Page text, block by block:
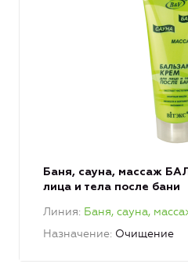
Баня, сауна, массаж
лица и тела после бани
Линия Баня, сауна,
Назначение Очищение